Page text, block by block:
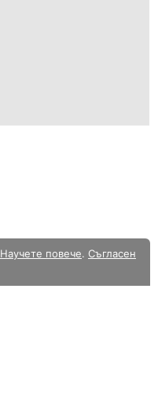
Научете повече. Съгласен